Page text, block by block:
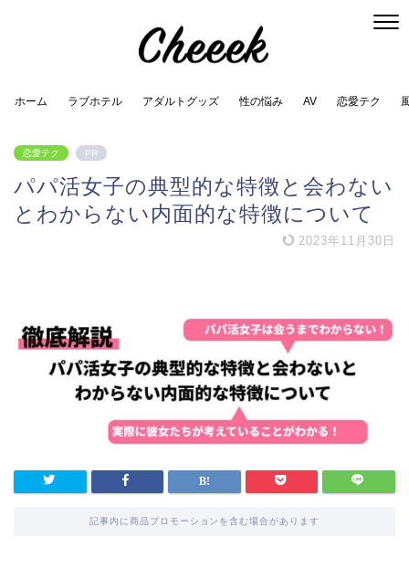
ホーム ラブホテル アダルトグッズ 性の悩み AV 恋愛テク
恋愛テク PR
パパ活女子の典型的な特徴と会わない
とわからない内面的な特徴について
2023年11月30日
記事内に商品プロモーションを含む場合があります